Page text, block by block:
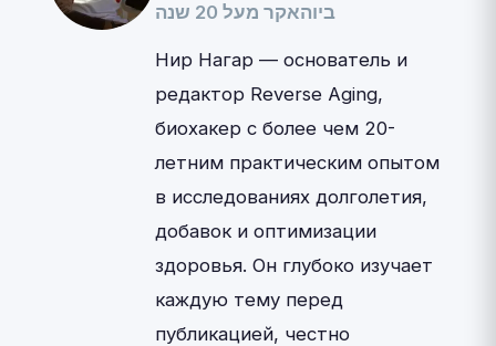
ביוהאקר מעל 20 שנה
Нир Нагар — основатель и
редактор Reverse Aging,
биохакер с более чем 20-
летним практическим опытом
в исследованиях долголетия,
добавок и оптимизации
здоровья. Он глубоко изучает
каждую тему перед
публикацией, честно